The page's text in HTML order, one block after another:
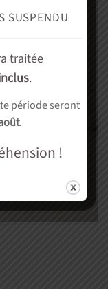
SUSPENDU
traitée
.
période seront
.
!